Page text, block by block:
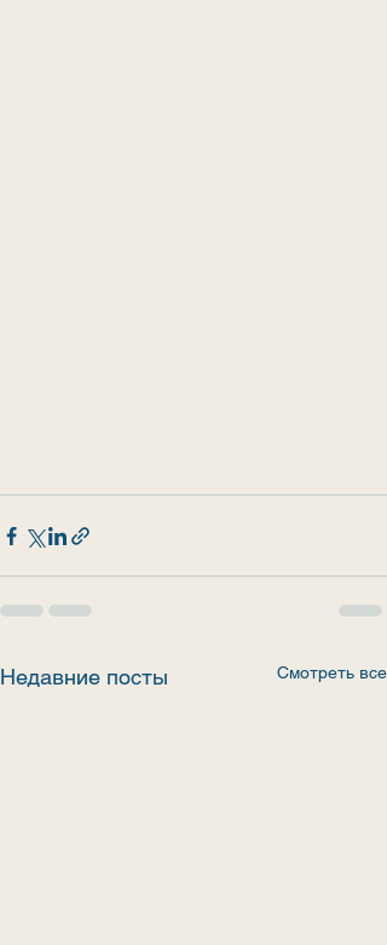
Недавние посты Смотреть все